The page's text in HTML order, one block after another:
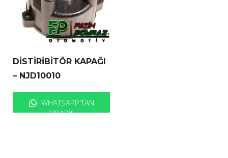
DİSTİRİBİTÖR KAPAĞI
– NJD10010
WHATSAPP'TAN
SIPARIŞ